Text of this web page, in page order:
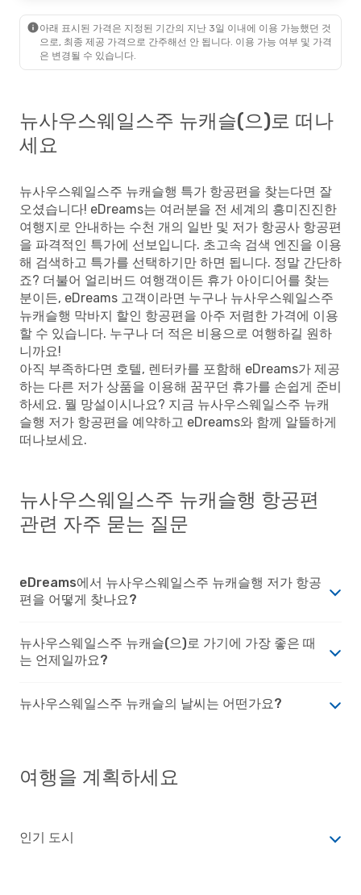
아래 표시된 가격은 지정된 기간의 지난 3일 이내에 이용 가능했던 것
으로, 최종 제공 가격으로 간주해선 안 됩니다. 이용 가능 여부 및 가격
은 변경될 수 있습니다.
뉴사우스웨일스주 뉴캐슬(으)로 떠나
세요
뉴사우스웨일스주 뉴캐슬행 특가 항공편을 찾는다면 잘
오셨습니다! eDreams는 여러분을 전 세계의 흥미진진한
여행지로 안내하는 수천 개의 일반 및 저가 항공사 항공편
을 파격적인 특가에 선보입니다. 초고속 검색 엔진을 이용
해 검색하고 특가를 선택하기만 하면 됩니다. 정말 간단하
죠? 더불어 얼리버드 여행객이든 휴가 아이디어를 찾는
분이든, eDreams 고객이라면 누구나 뉴사우스웨일스주
뉴캐슬행 막바지 할인 항공편을 아주 저렴한 가격에 이용
할 수 있습니다. 누구나 더 적은 비용으로 여행하길 원하
니까요!
아직 부족하다면 호텔, 렌터카를 포함해 eDreams가 제공
하는 다른 저가 상품을 이용해 꿈꾸던 휴가를 손쉽게 준비
하세요. 뭘 망설이시나요? 지금 뉴사우스웨일스주 뉴캐
슬행 저가 항공편을 예약하고 eDreams와 함께 알뜰하게
떠나보세요.
뉴사우스웨일스주 뉴캐슬행 항공편
관련 자주 묻는 질문
eDreams에서 뉴사우스웨일스주 뉴캐슬행 저가 항공
편을 어떻게 찾나요?
뉴사우스웨일스주 뉴캐슬(으)로 가기에 가장 좋은 때
는 언제일까요?
뉴사우스웨일스주 뉴캐슬의 날씨는 어떤가요?
여행을 계획하세요
인기 도시